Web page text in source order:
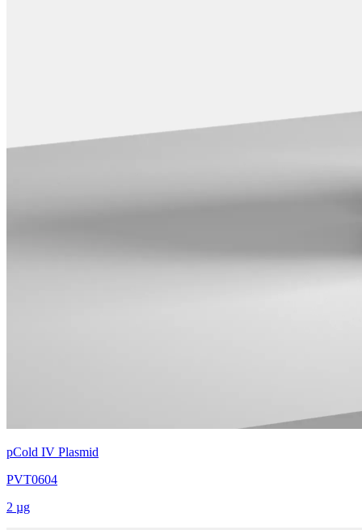
pCold IV Plasmid
PVT0604
2 µg